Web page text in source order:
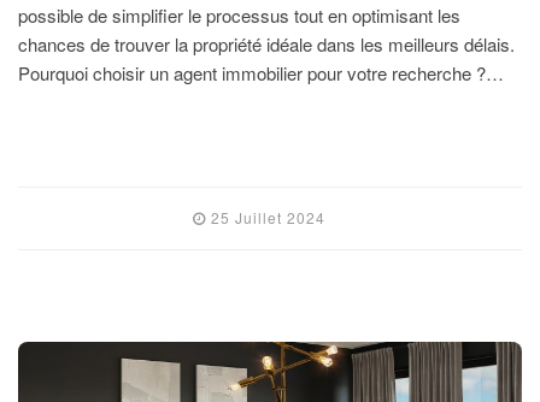
possible de simplifier le processus tout en optimisant les
chances de trouver la propriété idéale dans les meilleurs délais.
Pourquoi choisir un agent immobilier pour votre recherche ?…
25 Juillet 2024